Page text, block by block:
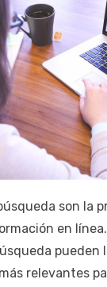
son la
en
pueden
relevantes